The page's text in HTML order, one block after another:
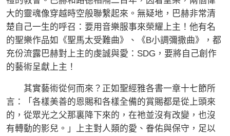
大的靈魂像穿越時空般聯繫起來。無疑地，巴赫非常清
楚自己一生的呼召：要用音樂服事來榮耀上主！他有名
的聖樂作品如《聖馬太受難曲》、《B小調彌撒曲》，都
充份流露巴赫對上主的虔誠與愛：SDG，要將自己創作
的藝術呈獻上主！
其實藝術從何而來？正如聖經雅各書一章十七節所
言：「各樣美善的恩賜和各樣全備的賞賜都是從上頭來
的，從眾光之父那裏降下來的，在祂並沒有改變，也沒
有轉動的影兒。」上主對人類的愛、眷佑與保守，足以